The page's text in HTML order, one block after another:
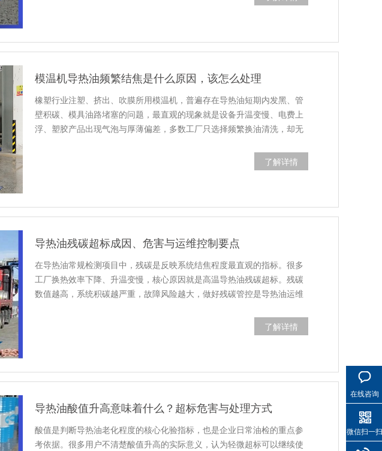
模温机导热油频繁结焦是什么原因，该怎么处理
橡塑行业注塑、挤出、吹膜所用模温机，普遍存在导热油短期内发黑、管
壁积碳、模具油路堵塞的问题，最直观的现象就是设备升温变慢、电费上
浮、塑胶产品出现气泡与厚薄偏差，多数工厂只选择频繁换油清洗，却无
了解详情
导热油残碳超标成因、危害与运维控制要点
在导热油常规检测项目中，残碳是反映系统结焦程度最直观的指标。很多
工厂换热效率下降、升温变慢，核心原因就是高温导热油残碳超标。残碳
数值越高，系统积碳越严重，故障风险越大，做好残碳管控是导热油运维
了解详情
导热油酸值升高意味着什么？超标危害与处理方式
酸值是判断导热油老化程度的核心化验指标，也是企业日常油检的重点参
考依据。很多用户不清楚酸值升高的实际意义，认为轻微超标可以继续使
在线咨询
微信扫一扫